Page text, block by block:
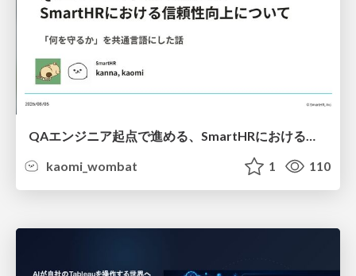
QAエンジニア起点で進める、SmartHRにおける信頼性向上について
kaomi_wombat
1 110